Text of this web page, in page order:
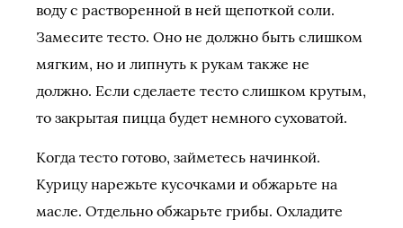
воду с растворенной в ней щепоткой соли.
Замесите тесто. Оно не должно быть слишком
мягким, но и липнуть к рукам также не
должно. Если сделаете тесто слишком крутым,
то закрытая пицца будет немного суховатой.
Когда тесто готово, займетесь начинкой.
Курицу нарежьте кусочками и обжарьте на
масле. Отдельно обжарьте грибы. Охладите